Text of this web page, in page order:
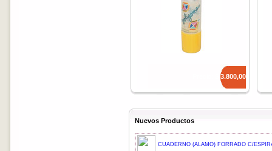
3.800,00
Nuevos Productos
CUADERNO (ALAMO) FORRADO C/